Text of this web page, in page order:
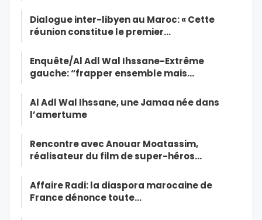
Dialogue inter-libyen au Maroc: « Cette
réunion constitue le premier…
Enquête/Al Adl Wal Ihssane-Extrême
gauche: “frapper ensemble mais…
Al Adl Wal Ihssane, une Jamaa née dans
l’amertume
Rencontre avec Anouar Moatassim,
réalisateur du film de super-héros…
Affaire Radi: la diaspora marocaine de
France dénonce toute…